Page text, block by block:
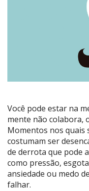
Você pode estar na
mente não colabora,
Momentos nos quais
costumam ser
de derrota que pode
como pressão,
ansiedade ou medo
falhar.